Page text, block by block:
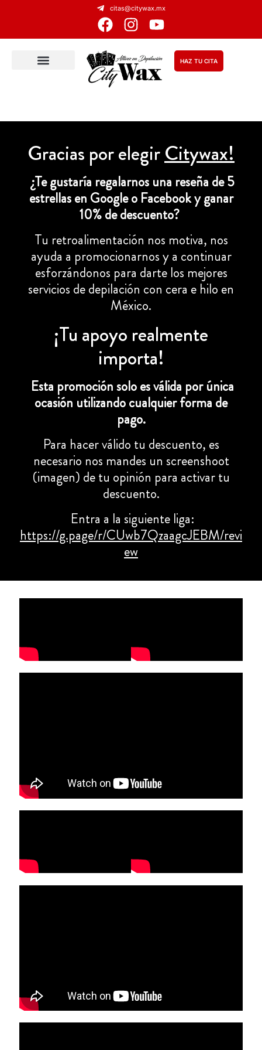
citas@citywax.mx
HAZ TU CITA
Gracias por elegirCitywax!
¿Te gustaría regalarnos una reseña de 5
estrellas en Google o Facebook y ganar
10% de descuento?
Tu retroalimentación nos motiva, nos
ayuda a promocionarnos y a continuar
esforzándonos para darte los mejores
servicios de depilación con cera e hilo en
México.
¡Tu apoyo realmente
importa!
Esta promoción solo es válida por única
ocasión utilizando cualquier forma de
pago.
Para hacer válido tu descuento, es
necesario nos mandes un screenshoot
(imagen) de tu opinión para activar tu
descuento.
Entra a la siguiente liga:
https://g.page/r/CUwb7QzaagcJEBM/revi
ew